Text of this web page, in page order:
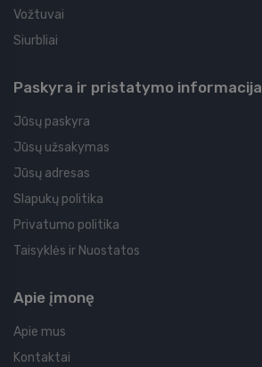
Vožtuvai
Siurbliai
Paskyra ir pristatymo informacija
Jūsų paskyra
Jūsų užsakymas
Jūsų adresas
Slapukų politika
Privatumo politika
Taisyklės ir Nuostatos
Apie įmonę
Apie mus
Kontaktai